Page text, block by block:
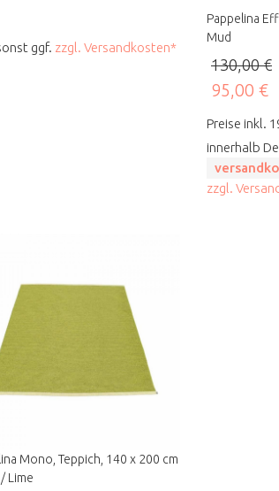
sonst ggf. zzgl. Versandkosten*
Pappelina
Mud
130,00 €
95,00 €
Preise inkl.
innerhalb
zzgl.
Mono, Teppich, 140 x 200 cm
Lime